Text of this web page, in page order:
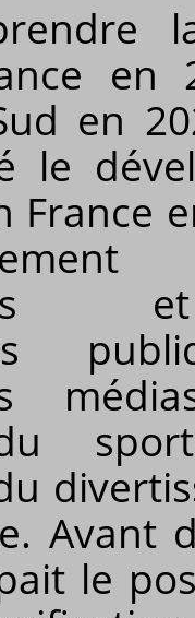
en
en
le
France
du
Avant
le